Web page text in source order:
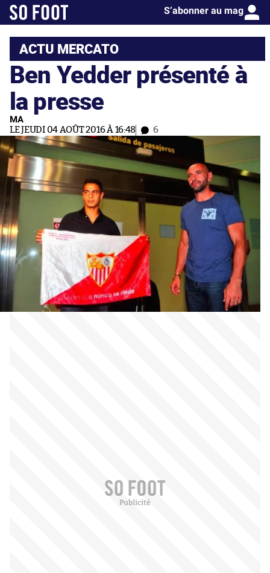
S’abonner au mag
ACTU MERCATO
Ben Yedder présenté à
la presse
MA
LE JEUDI 04 AOÛT 2016 À 16:48 6